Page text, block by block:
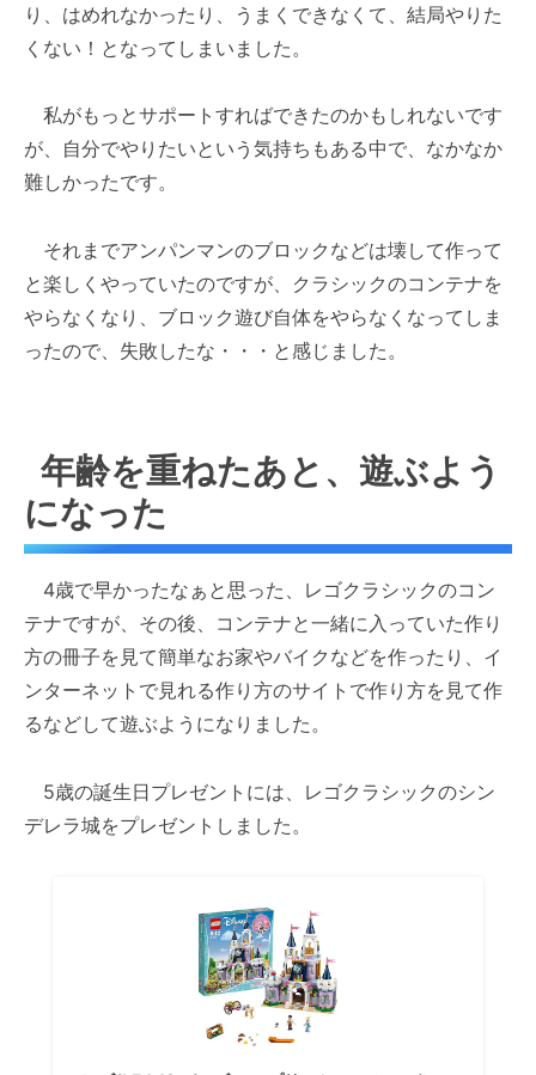
り、はめれなかったり、うまくできなくて、結局やりた
くない！となってしまいました。
私がもっとサポートすればできたのかもしれないです
が、自分でやりたいという気持ちもある中で、なかなか
難しかったです。
それまでアンパンマンのブロックなどは壊して作って
と楽しくやっていたのですが、クラシックのコンテナを
やらなくなり、ブロック遊び自体をやらなくなってしま
ったので、失敗したな・・・と感じました。
年齢を重ねたあと、遊ぶよう
になった
4歳で早かったなぁと思った、レゴクラシックのコン
テナですが、その後、コンテナと一緒に入っていた作り
方の冊子を見て簡単なお家やバイクなどを作ったり、イ
ンターネットで見れる作り方のサイトで作り方を見て作
るなどして遊ぶようになりました。
5歳の誕生日プレゼントには、レゴクラシックのシン
デレラ城をプレゼントしました。